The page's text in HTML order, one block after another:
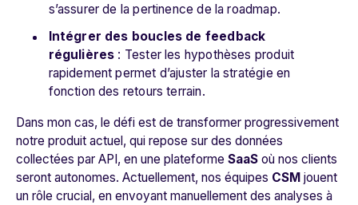
s’assurer de la pertinence de la roadmap.
Intégrer des boucles de feedback
régulières : Tester les hypothèses produit
rapidement permet d’ajuster la stratégie en
fonction des retours terrain.
Dans mon cas, le défi est de transformer progressivement
notre produit actuel, qui repose sur des données
collectées par API, en une plateforme SaaS où nos clients
seront autonomes. Actuellement, nos équipes CSM jouent
un rôle crucial, en envoyant manuellement des analyses à